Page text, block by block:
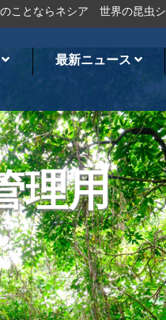
らネシア 世界の昆虫ショップ
最新ニュース
理用